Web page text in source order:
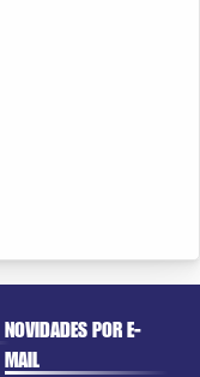
NOVIDADES POR E-
MAIL